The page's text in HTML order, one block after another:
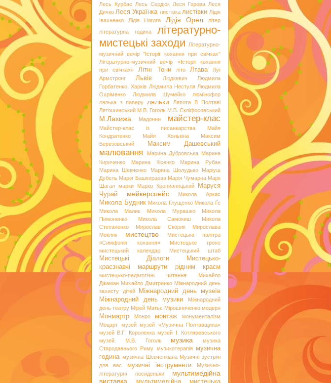
Лесь Курбас
Лесь Сердюк Леся Горова Леся
Дичко Леся Українка листівка листівки Лідія
Івахненко
Лідія Нагога Лідія Орел
літер
літературна година
літературно-
мистецькі заходи
Літературно-
музичний вечір "Історії кохання при свічках"
Літературно-музичний вечір «Історії кохання
при свічках»
Літні Тони літо Лтава
Луї
Армстронг
Львів Людкевич
Людмила
Горбатенко. Харків Людмила Нестуля Людмила
Охріменко
Людмила Шумейко
люмінофор
лялька з паперу
ляльки
Ляпота В Полтаві
Лятошинський М.В. Гоголь М.В. Скліфосовський
М.Лахижа Мадонни майстер-клас
Майстер-клас із писанкарства
Майя
Кондратенко
Майя Холькіна
Максим
Березовський
Максим Дашевський
малювання Марина Дубровська Марина
Кириченко
Марина Кісенко
Марина Рубан
Марина Шевченко
Марина Шолудько
Маріуш
Дубель Марія Башкирцева Марія Чумарна Марк
Шагал марки Марко Кропивницький
Маруся
Чурай
мейкерспейс Микола Аркас
Микола Будник Микола Глущенко Микола Ґе
Микола Малик
Микола Мурашко
Микола
Пимоненко
Микола Самокиш
Микола
Степаненко
Мирослав Скорик
Мирослава
Мокляк
мистецтво
Мистецька палітра
«Симфонія кохання»
Мистецьке гроно
мистецький календар
Мистецький штаб
Мистецькі Діалоги
Мистецько-
краєзнавчі маршрути рідним краєм
мистецько-педагогічні читання
Михайло
Джаман Михайло Дмитренко Міжнародний день
захисту дітей
Міжнародний день музеїв
Міжнародний день музики
Міжнародний
день театру Мірей Матьє Мірошниченко модерн
Монмартр Монро монтаж
монументалізм
Моцарт музей музей «Музична Полтавщина»
музей В.Г. Короленка музей І. Котляревського
музей. М.В. Гоголь
музика
музика
Стародавнього Риму музикотерапія
музична
година музична Шевченкіана Музичні зустрічі
для вас
музичні інструменти
Музично-
літературні посиденьки
мультимедійна
виставка
мультимедійна мистецька